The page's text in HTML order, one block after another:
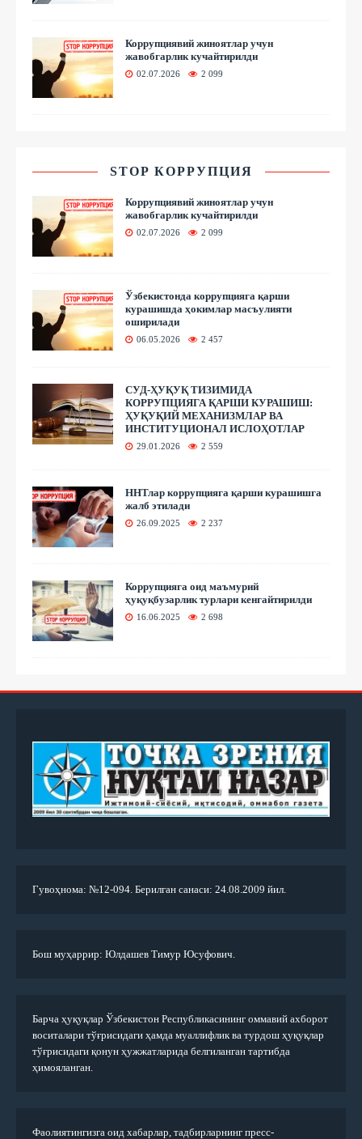
Коррупциявий жиноятлар учун
жавобгарлик кучайтирилди
02.07.2026 2 099
STOP КОРРУПЦИЯ
Коррупциявий жиноятлар учун
жавобгарлик кучайтирилди
02.07.2026 2 099
Ўзбекистонда коррупцияга қарши
курашишда ҳокимлар масъулияти
оширилади
06.05.2026 2 457
СУД-ҲУҚУҚ ТИЗИМИДА
КОРРУПЦИЯГА ҚАРШИ КУРАШИШ:
ҲУҚУҚИЙ МЕХАНИЗМЛАР ВА
ИНСТИТУЦИОНАЛ ИСЛОҲОТЛАР
29.01.2026 2 559
ННТлар коррупцияга қарши курашишга
жалб этилади
26.09.2025 2 237
Коррупцияга оид маъмурий
ҳуқуқбузарлик турлари кенгайтирилди
16.06.2025 2 698
Гувоҳнома: №12-094. Берилган санаси: 24.08.2009 йил.
Бош муҳаррир: Юлдашев Тимур Юсуфович.
Барча ҳуқуқлар Ўзбекистон Республикасининг оммавий ахборот
воситалари тўғрисидаги ҳамда муаллифлик ва турдош ҳуқуқлар
тўғрисидаги қонун ҳужжатларида белгиланган тартибда
ҳимояланган.
Фаолиятингизга оид хабарлар, тадбирларнинг пресс-